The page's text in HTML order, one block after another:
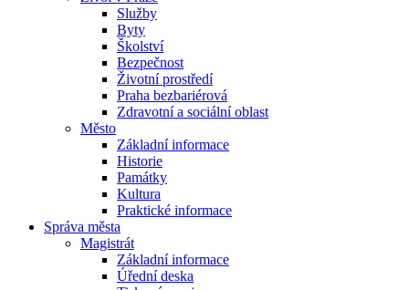
Služby
Byty
Školství
Bezpečnost
Životní prostředí
Praha bezbariérová
Zdravotní a sociální oblast
Město
Základní informace
Historie
Památky
Kultura
Praktické informace
Správa města
Magistrát
Základní informace
Úřední deska